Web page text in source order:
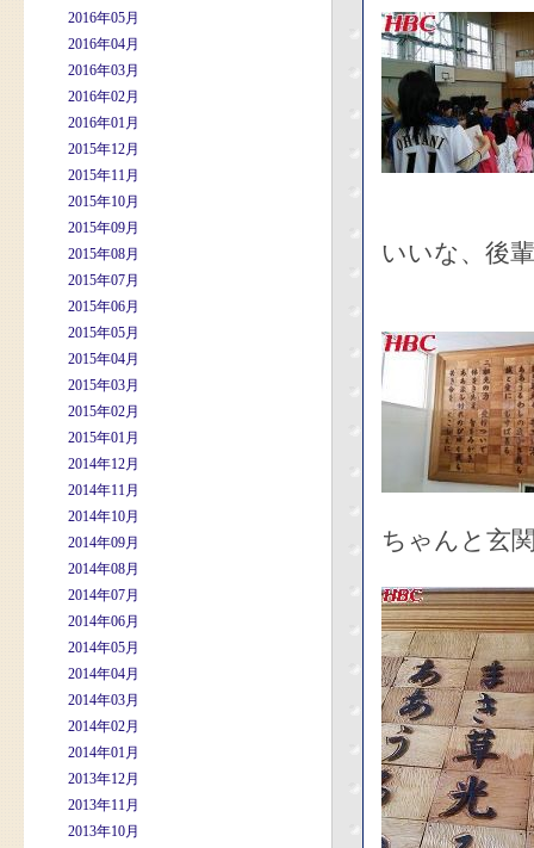
2016年05月
2016年04月
2016年03月
2016年02月
2016年01月
2015年12月
2015年11月
2015年10月
2015年09月
2015年08月
2015年07月
2015年06月
2015年05月
2015年04月
2015年03月
2015年02月
2015年01月
2014年12月
2014年11月
2014年10月
2014年09月
2014年08月
2014年07月
2014年06月
2014年05月
2014年04月
2014年03月
2014年02月
2014年01月
2013年12月
2013年11月
2013年10月
いいな、後
ちゃんと玄